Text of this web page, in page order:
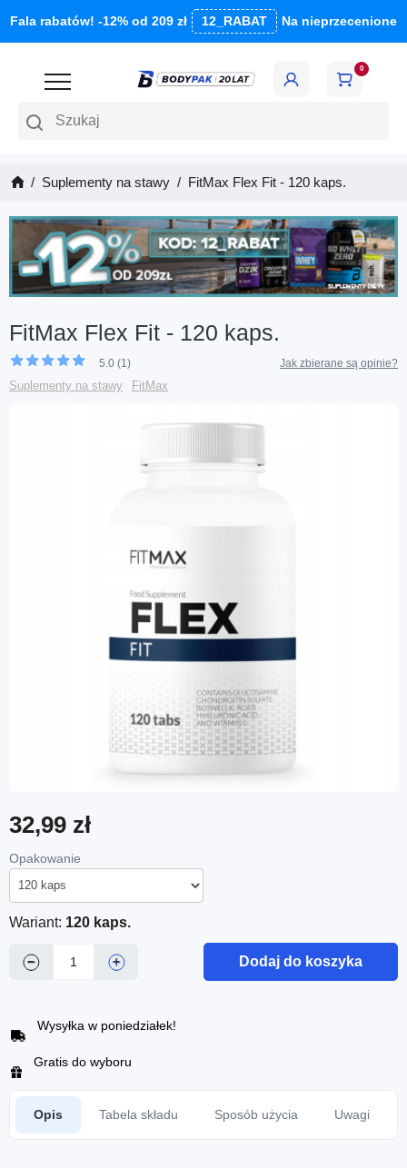
Fala rabatów! -12% od 209 zł 12_RABAT Na nieprzecenione
Szukaj
0
Suplementy na stawy FitMax Flex Fit - 120 kaps.
FitMax Flex Fit - 120 kaps.
5.0 (1) Jak zbierane są opinie?
Suplementy na stawy FitMax
32,99 zł
Opakowanie
Wariant: 120 kaps.
− + Dodaj do koszyka
Wysyłka w poniedziałek!
Gratis do wyboru
Opis Tabela składu Sposób użycia Uwagi